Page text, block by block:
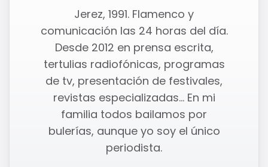
Jerez, 1991. Flamenco y
comunicación las 24 horas del día.
Desde 2012 en prensa escrita,
tertulias radiofónicas, programas
de tv, presentación de festivales,
revistas especializadas... En mi
familia todos bailamos por
bulerías, aunque yo soy el único
periodista.